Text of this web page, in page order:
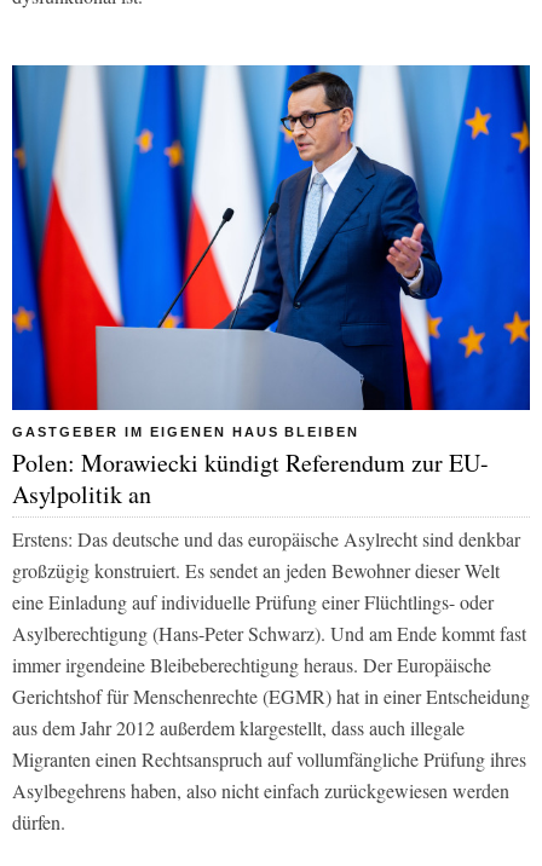
GASTGEBER IM EIGENEN HAUS BLEIBEN
Polen: Morawiecki kündigt Referendum zur EU-
Asylpolitik an
Erstens: Das deutsche und das europäische Asylrecht sind denkbar
großzügig konstruiert. Es sendet an jeden Bewohner dieser Welt
eine Einladung auf individuelle Prüfung einer Flüchtlings- oder
Asylberechtigung (Hans-Peter Schwarz). Und am Ende kommt fast
immer irgendeine Bleibeberechtigung heraus. Der Europäische
Gerichtshof für Menschenrechte (EGMR) hat in einer Entscheidung
aus dem Jahr 2012 außerdem klargestellt, dass auch illegale
Migranten einen Rechtsanspruch auf vollumfängliche Prüfung ihres
Asylbegehrens haben, also nicht einfach zurückgewiesen werden
dürfen.